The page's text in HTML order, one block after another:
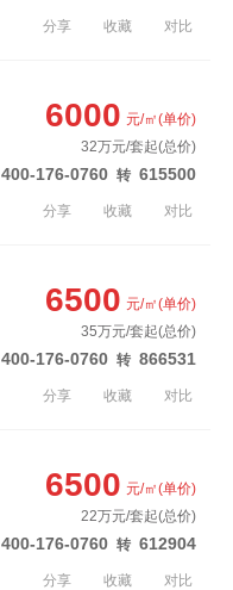
分享 收藏 对比
400-176-0760 转 615500
6000 元/㎡(单价)
32万元/套起(总价)
分享 收藏 对比
400-176-0760 转 866531
6500 元/㎡(单价)
35万元/套起(总价)
分享 收藏 对比
400-176-0760 转 612904
6500 元/㎡(单价)
22万元/套起(总价)
分享 收藏 对比